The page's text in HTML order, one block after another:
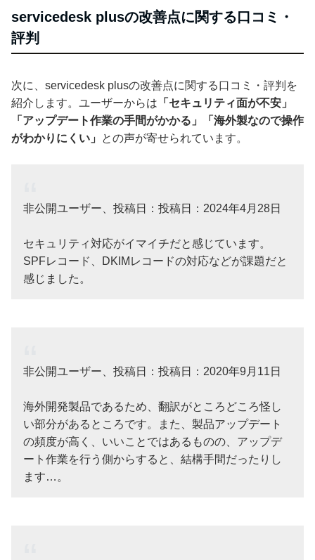
servicedesk plusの改善点に関する口コミ・
評判
次に、servicedesk plusの改善点に関する口コミ・評判を
紹介します。ユーザーからは 「セキュリティ面が不安」
「アップデート作業の手間がかかる」「海外製なので操作
がわかりにくい」
との声が寄せられています。
非公開ユーザー、投稿日：投稿日：2024年4月28日
セキュリティ対応がイマイチだと感じています。
SPFレコード、DKIMレコードの対応などが課題だと
感じました。
非公開ユーザー、投稿日：投稿日：2020年9月11日
海外開発製品であるため、翻訳がところどころ怪し
い部分があるところです。また、製品アップデート
の頻度が高く、いいことではあるものの、アップデ
ート作業を行う側からすると、結構手間だったりし
ます…。